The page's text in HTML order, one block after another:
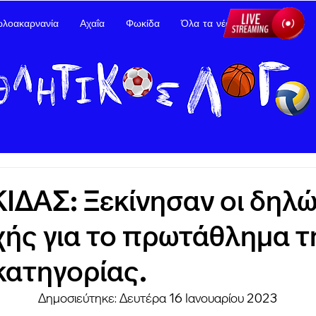
Αχαΐα Φωκίδα Όλα τα νέα Διαφήμιση
Ξεκίνησαν οι
για το πρωτάθλημα
	Δημοσιεύτηκε: Δευτέρα 16 Ιανουαρίου 2023